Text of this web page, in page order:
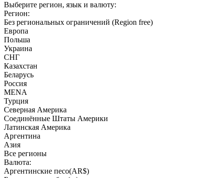
Выберите регион, язык и валюту:
Регион:
Без региональных ограничений (Region free)
Европа
Польша
Украина
СНГ
Казахстан
Беларусь
Россия
MENA
Турция
Северная Америка
Соединённые Штаты Америки
Латинская Америка
Аргентина
Азия
Все регионы
Валюта:
Аргентинские песо(AR$)